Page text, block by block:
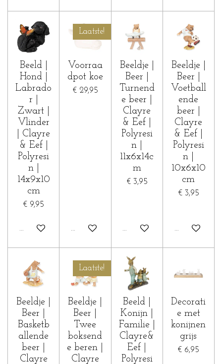
Beeld |
Hond |
Labrado
r |
Zwart |
Vlinder
| Clayre
& Eef |
Polyresi
n |
14x9x10
cm
€ 9,95
In winkelwagen
Laatste!
Voorraa
dpot koe
€ 29,95
In winkelwagen
Beeldje |
Beer |
Turnend
e beer |
Clayre
& Eef |
Polyresi
n |
11x6x14c
m
€ 3,95
In winkelwagen
Beeldje |
Beer |
Voetball
ende
beer |
Clayre
& Eef |
Polyresi
n |
10x6x10
cm
€ 3,95
In
Beeldje |
Beer |
Basketb
allende
beer |
Clayre
Laatste!
Beeldje |
Beer |
Twee
boksend
e beren |
Clayre
Beeld |
Konijn |
Familie |
Clayre&
Eef |
Polyresi
Decorati
e met
konijnen
grijs
€ 6,95